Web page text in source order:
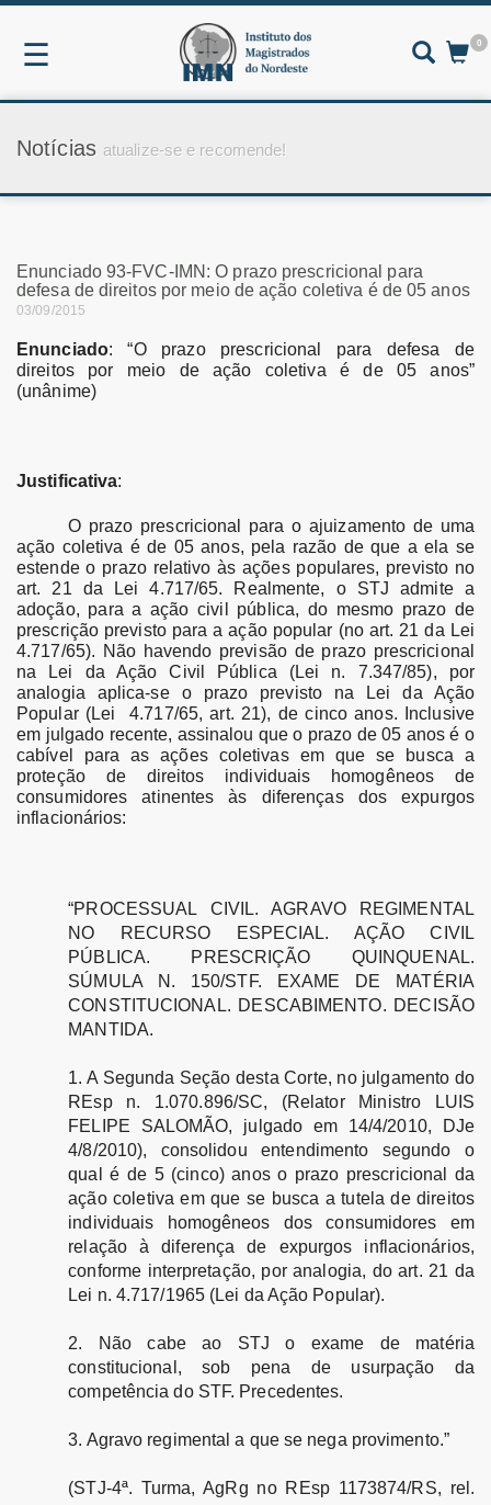
☰ 0
Notícias atualize-se e recomende!
Enunciado 93-FVC-IMN: O prazo prescricional para
defesa de direitos por meio de ação coletiva é de 05 anos
03/09/2015
Enunciado: “O prazo prescricional para defesa de
direitos por meio de ação coletiva é de 05 anos”
(unânime)
Justificativa:
O prazo prescricional para o ajuizamento de uma
ação coletiva é de 05 anos, pela razão de que a ela se
estende o prazo relativo às ações populares, previsto no
art. 21 da Lei 4.717/65. Realmente, o STJ admite a
adoção, para a ação civil pública, do mesmo prazo de
prescrição previsto para a ação popular (no art. 21 da Lei
4.717/65). Não havendo previsão de prazo prescricional
na Lei da Ação Civil Pública (Lei n. 7.347/85), por
analogia aplica-se o prazo previsto na Lei da Ação
Popular (Lei 4.717/65, art. 21), de cinco anos. Inclusive
em julgado recente, assinalou que o prazo de 05 anos é o
cabível para as ações coletivas em que se busca a
proteção de direitos individuais homogêneos de
consumidores atinentes às diferenças dos expurgos
inflacionários:
“PROCESSUAL CIVIL. AGRAVO REGIMENTAL
NO RECURSO ESPECIAL. AÇÃO CIVIL
PÚBLICA. PRESCRIÇÃO QUINQUENAL.
SÚMULA N. 150/STF. EXAME DE MATÉRIA
CONSTITUCIONAL. DESCABIMENTO. DECISÃO
MANTIDA.
1. A Segunda Seção desta Corte, no julgamento do
REsp n. 1.070.896/SC, (Relator Ministro LUIS
FELIPE SALOMÃO, julgado em 14/4/2010, DJe
4/8/2010), consolidou entendimento segundo o
qual é de 5 (cinco) anos o prazo prescricional da
ação coletiva em que se busca a tutela de direitos
individuais homogêneos dos consumidores em
relação à diferença de expurgos inflacionários,
conforme interpretação, por analogia, do art. 21 da
Lei n. 4.717/1965 (Lei da Ação Popular).
2. Não cabe ao STJ o exame de matéria
constitucional, sob pena de usurpação da
competência do STF. Precedentes.
3. Agravo regimental a que se nega provimento.”
(STJ-4ª. Turma, AgRg no REsp 1173874/RS, rel.